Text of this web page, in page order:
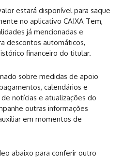
estará disponível para saque
no aplicativo CAIXA Tem,
já mencionadas e
descontos automáticos,
financeiro do titular.
sobre medidas de apoio
calendários e
notícias e atualizações do
outras informações
em momentos de
abaixo para conferir outro